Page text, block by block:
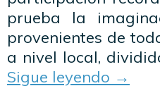
prueba la
provenientes de
a nivel local,
Sigue leyendo →